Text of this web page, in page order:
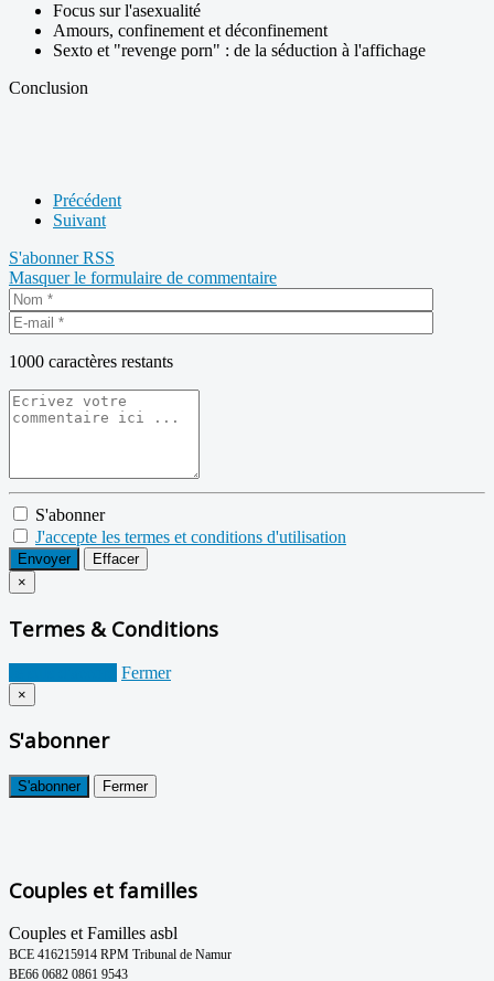
Focus sur l'asexualité
Amours, confinement et déconfinement
Sexto et "revenge porn" : de la séduction à l'affichage
Conclusion
Précédent
Suivant
S'abonnerRSS
Masquer le formulaire de commentaire
1000 caractères restants
S'abonner
J'accepte les termes et conditions d'utilisation
Envoyer
Effacer
×
Termes & Conditions
Fermer
×
S'abonner
S'abonner Fermer
Couples et familles
Couples et Familles asbl
BCE 416215914 RPM Tribunal de Namur
BE66 0682 0861 9543